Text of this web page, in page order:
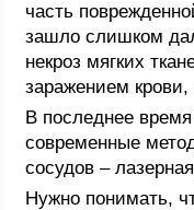
часть
зашло слишком
некроз мягких
заражением крови,
В последнее
современные
сосудов –
Нужно понимать,